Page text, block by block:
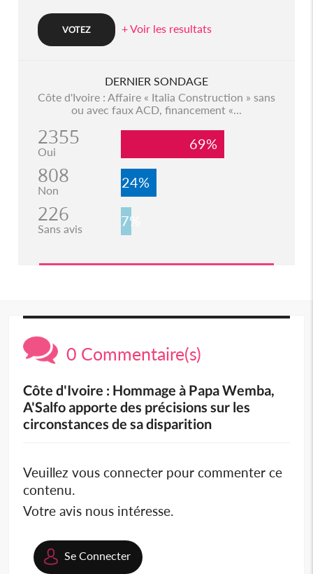
+ Voir les resultats
DERNIER SONDAGE
Côte d'Ivoire : Affaire « Italia Construction » sans
ou avec faux ACD, financement «...
2355
Oui 69%
808
Non 24%
226
Sans avis 7%
0 Commentaire(s)
Côte d'Ivoire : Hommage à Papa Wemba,
A'Salfo apporte des précisions sur les
circonstances de sa disparition
Veuillez vous connecter pour commenter ce
contenu.
Votre avis nous intéresse.
Se Connecter